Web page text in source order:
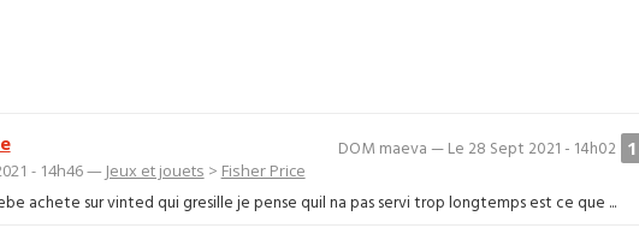
1
DOM maeva — Le 28 Sept 2021 - 14h02
- 14h46 — Jeux et jouets > Fisher Price
achete sur vinted qui gresille je pense quil na pas servi trop longtemps est ce que ...